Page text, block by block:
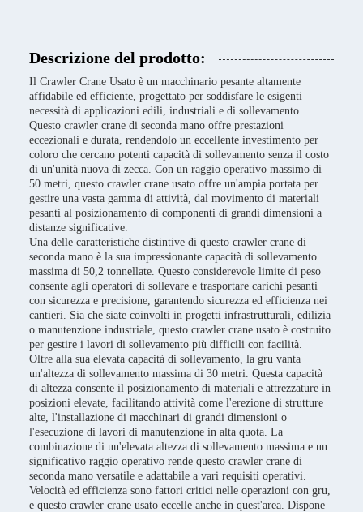
Descrizione del prodotto:
Il Crawler Crane Usato è un macchinario pesante altamente
affidabile ed efficiente, progettato per soddisfare le esigenti
necessità di applicazioni edili, industriali e di sollevamento.
Questo crawler crane di seconda mano offre prestazioni
eccezionali e durata, rendendolo un eccellente investimento per
coloro che cercano potenti capacità di sollevamento senza il costo
di un'unità nuova di zecca. Con un raggio operativo massimo di
50 metri, questo crawler crane usato offre un'ampia portata per
gestire una vasta gamma di attività, dal movimento di materiali
pesanti al posizionamento di componenti di grandi dimensioni a
distanze significative.
Una delle caratteristiche distintive di questo crawler crane di
seconda mano è la sua impressionante capacità di sollevamento
massima di 50,2 tonnellate. Questo considerevole limite di peso
consente agli operatori di sollevare e trasportare carichi pesanti
con sicurezza e precisione, garantendo sicurezza ed efficienza nei
cantieri. Sia che siate coinvolti in progetti infrastrutturali, edilizia
o manutenzione industriale, questo crawler crane usato è costruito
per gestire i lavori di sollevamento più difficili con facilità.
Oltre alla sua elevata capacità di sollevamento, la gru vanta
un'altezza di sollevamento massima di 30 metri. Questa capacità
di altezza consente il posizionamento di materiali e attrezzature in
posizioni elevate, facilitando attività come l'erezione di strutture
alte, l'installazione di macchinari di grandi dimensioni o
l'esecuzione di lavori di manutenzione in alta quota. La
combinazione di un'elevata altezza di sollevamento massima e un
significativo raggio operativo rende questo crawler crane di
seconda mano versatile e adattabile a vari requisiti operativi.
Velocità ed efficienza sono fattori critici nelle operazioni con gru,
e questo crawler crane usato eccelle anche in quest'area. Dispone